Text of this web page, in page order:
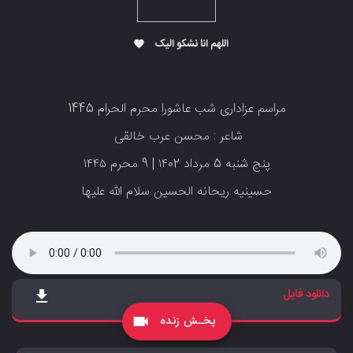
videocam پخـش زنده
اللهم انا نشکو الیک favorite
مراسم عزاداری شب عاشورا محرم الحرام 1445
‌‌‌‌‌‌‌‌‌‌‌‌‌شاعر : محسن عرب خالقی
پنج شنبه 5 مرداد ۱۴۰2 | 9 محرم ۱۴۴۵
حسینیه ریحانه الحسین سلام الله علیها
دانلود فایل file_download